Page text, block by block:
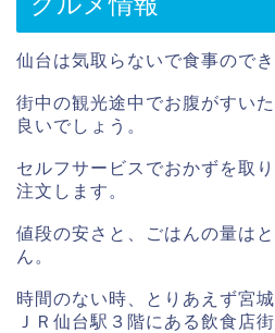
仙台は気取らないで食事ので
街中の観光途中でお腹がすい
良いでしょう。
セルフサービスでおかずを取
注文します。
値段の安さと、ごはんの量は
ん。
時間のない時、とりあえず宮
ＪＲ仙台駅３階にある飲食店